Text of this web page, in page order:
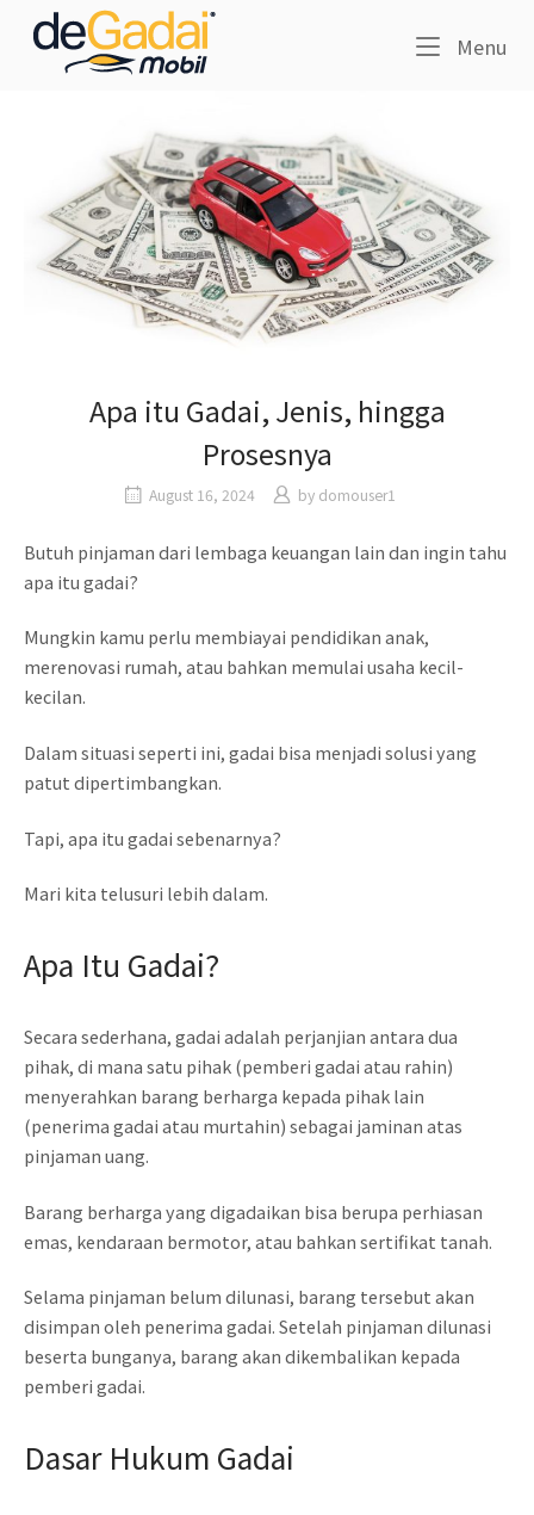
content
Home
Menu
Apa itu Gadai, Jenis, hingga
Prosesnya
August 16, 2024 by domouser1
Butuh pinjaman dari lembaga keuangan lain dan ingin tahu
apa itu gadai?
Mungkin kamu perlu membiayai pendidikan anak,
merenovasi rumah, atau bahkan memulai usaha kecil-
kecilan.
Dalam situasi seperti ini, gadai bisa menjadi solusi yang
patut dipertimbangkan.
Tapi, apa itu gadai sebenarnya?
Mari kita telusuri lebih dalam.
Apa Itu Gadai?
Secara sederhana, gadai adalah perjanjian antara dua
pihak, di mana satu pihak (pemberi gadai atau rahin)
menyerahkan barang berharga kepada pihak lain
(penerima gadai atau murtahin) sebagai jaminan atas
pinjaman uang.
Barang berharga yang digadaikan bisa berupa perhiasan
emas, kendaraan bermotor, atau bahkan sertifikat tanah.
Selama pinjaman belum dilunasi, barang tersebut akan
disimpan oleh penerima gadai. Setelah pinjaman dilunasi
beserta bunganya, barang akan dikembalikan kepada
pemberi gadai.
Dasar Hukum Gadai